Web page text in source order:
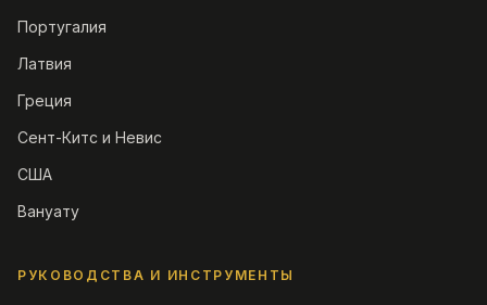
Португалия
Латвия
Греция
Сент-Китс и Невис
США
Вануату
РУКОВОДСТВА И ИНСТРУМЕНТЫ